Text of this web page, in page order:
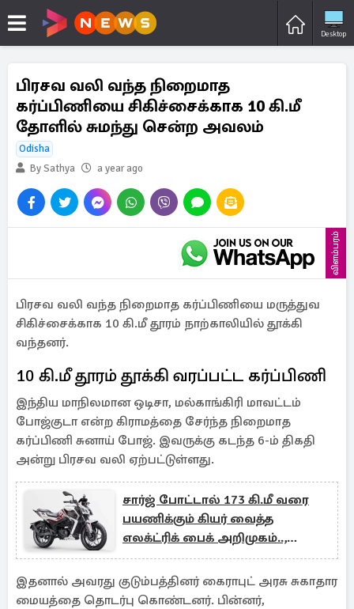
Desktop
பிரசவ வலி வந்த நிறைமாத
கர்ப்பிணியை சிகிச்சைக்காக 10 கி.மீ
தோளில் சுமந்து சென்ற அவலம்
Odisha
By Sathya
a year ago
விளம்பரம்
பிரசவ வலி வந்த நிறைமாத கர்ப்பிணியை மருத்துவ
சிகிச்சைக்காக 10 கி.மீ தூரம் நாற்காலியில் தூக்கி
வந்தனர்.
10 கி.மீ தூரம் தூக்கி வரப்பட்ட கர்ப்பிணி
இந்திய மாநிலமான ஒடிசா, மல்காங்கிரி மாவட்டம்
போஜ்குடா என்ற கிராமத்தை சேர்ந்த நிறைமாத
கர்ப்பிணி சுனாய் போஜ். இவருக்கு கடந்த 6-ம் திகதி
அன்று பிரசவ வலி ஏற்பட்டுள்ளது.
சார்ஜ் போட்டால் 173 கி.மீ வரை
பயணிக்கும் கியர் வைத்த
எலக்ட்ரிக் பைக் அறிமுகம்..,
விலை எவ்வளவு?
இதனால் அவரது குடும்பத்தினர் கைராபுட் அரசு சுகாதார
மையத்தை தொடர்பு கொண்டனர். பின்னர்,